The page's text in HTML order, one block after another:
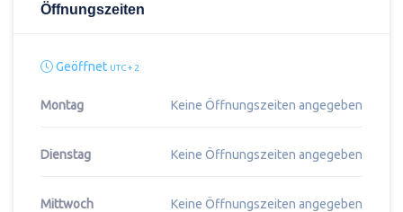
Öffnungszeiten
Geöffnet UTC + 2
Montag Keine Öffnungszeiten angegeben
Dienstag Keine Öffnungszeiten angegeben
Mittwoch Keine Öffnungszeiten angegeben